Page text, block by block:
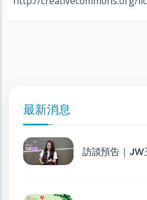
最新消息
訪談預告｜JW